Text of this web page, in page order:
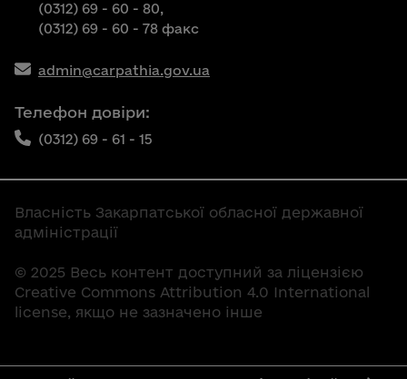
(0312) 69 - 60 - 80,
(0312) 69 - 60 - 78 факс
admin@carpathia.gov.ua
Телефон довіри:
(0312) 69 - 61 - 15
Власність Закарпатської обласної державної
адміністрації
© 2025 Весь контент доступний за ліцензією
Creative Commons Attribution 4.0 International
license, якщо не зазначено інше